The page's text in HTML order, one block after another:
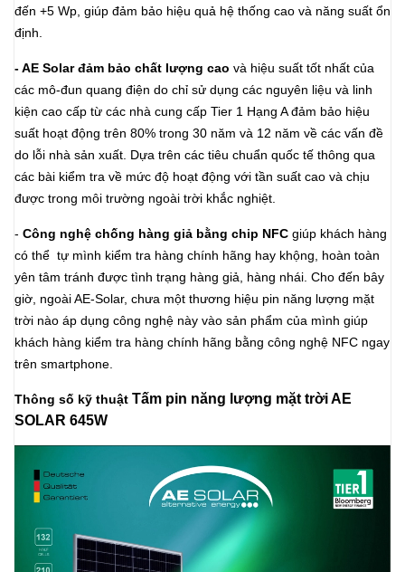
đến +5 Wp, giúp đảm bảo hiệu quả hệ thống cao và năng suất ổn
định.
- AE Solar đảm bảo chất lượng cao và hiệu suất tốt nhất của
các mô-đun quang điện do chỉ sử dụng các nguyên liệu và linh
kiện cao cấp từ các nhà cung cấp Tier 1 Hạng A đảm bảo hiệu
suất hoạt động trên 80% trong 30 năm và 12 năm về các vấn đề
do lỗi nhà sản xuất. Dựa trên các tiêu chuẩn quốc tế thông qua
các bài kiểm tra về mức độ hoạt động với tần suất cao và chịu
được trong môi trường ngoài trời khắc nghiệt.
- Công nghệ chống hàng giả bằng chip NFC giúp khách hàng
có thể tự mình kiểm tra hàng chính hãng hay khộng, hoàn toàn
yên tâm tránh được tình trạng hàng giả, hàng nhái. Cho đến bây
giờ, ngoài AE-Solar, chưa một thương hiệu pin năng lượng mặt
trời nào áp dụng công nghệ này vào sản phẩm của mình giúp
khách hàng kiểm tra hàng chính hãng bằng công nghệ NFC ngay
trên smartphone.
Thông số kỹ thuật Tấm pin năng lượng mặt trời AE
SOLAR 645W